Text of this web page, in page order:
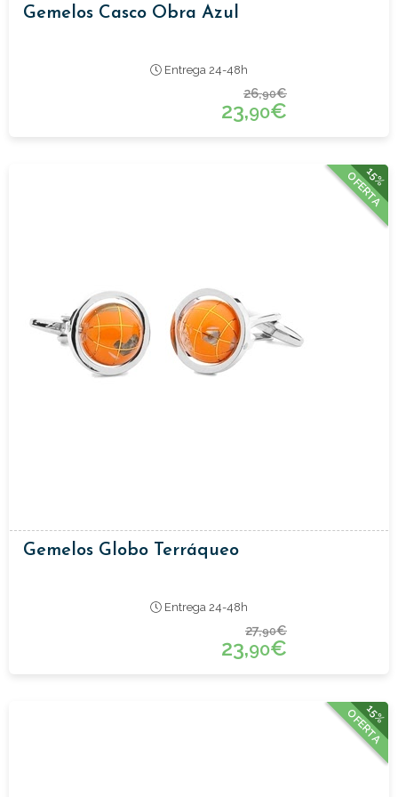
Gemelos Casco Obra Azul
Entrega 24-48h
26,90€
23,90€
15%
OFERTA
Gemelos Globo Terráqueo
Entrega 24-48h
27,90€
23,90€
15%
OFERTA